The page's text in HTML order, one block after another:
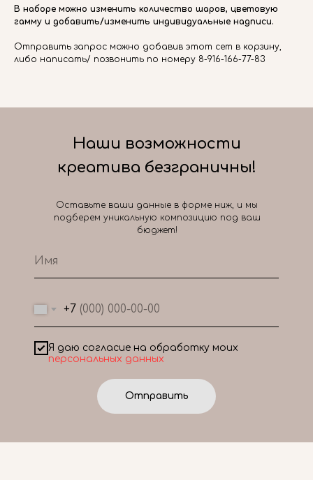
В наборе можно изменить количество шаров, цветовую
гамму и добавить/изменить индивидуальные надписи.
Отправить запрос можно добавив этот сет в корзину,
либо написать/ позвонить по номеру 8-916-166-77-83
+7
Я даю согласие на обработку моих
персональных данных
Отправить
Наши возможности
креатива безграничны!
Оставьте ваши данные в форме ниж, и мы
подберем уникальную композицию под ваш
бюджет!